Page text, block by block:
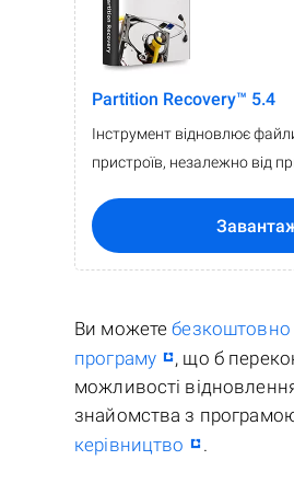
Partition Recovery™ 5.4
Інструмент відновлює
пристроїв, незалежно від
Ви можете
програму
, що б
можливості
знайомства з
керівництво
.